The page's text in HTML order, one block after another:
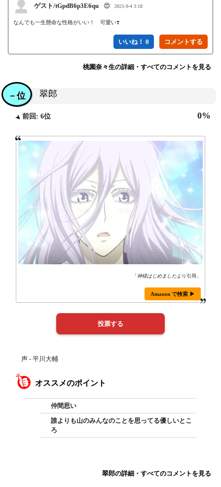
ゲスト/tGpdB6p3E6qu 😍 2021-9-4 3:18
なんでも一生懸命な性格がいい！　可愛い❣
いいね！ 0
桃園奈々生の詳細・すべてのコメントを見る
翠郎
－位
前回: 6位 0%
「神様はじめましたより引用」
Amazon で検索 ▶
声 - 平川大輔
オススメのポイント
仲間思い
誰よりも山のみんなのことを思ってる優しいとこ
ろ
翠郎の詳細・すべてのコメントを見る